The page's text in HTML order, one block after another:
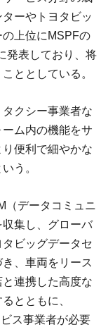
ーやトヨタビッ
上位にMSPFの
発表しており、将
ととしている。
クシー事業者な
ム内の機能をサ
便利で細やかな
う。
（データコミュニ
集し、グローバ
ビッグデータセ
、車両をリース
連携した高度な
とともに、
ス事業者が必要